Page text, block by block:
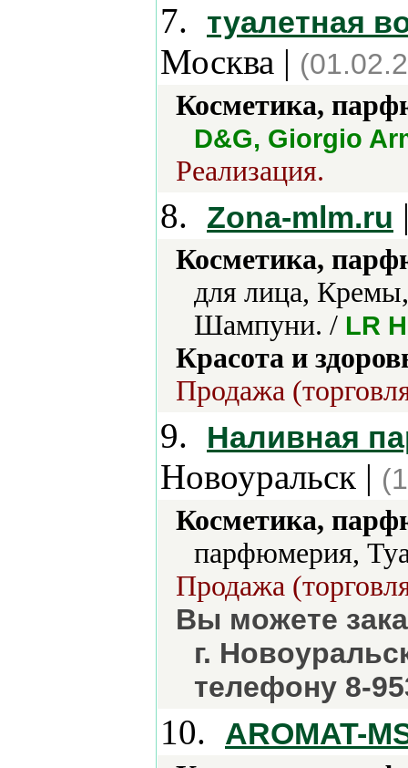
7. туалетная
Москва |
Косметика,
D&G, Giorgio
Реализация.
8. Zona-mlm.ru
Косметика,
для лица,
Шампуни. / LR
Красота и
Продажа
9. Наливная
Новоуральск |
Косметика,
парфюмерия,
Продажа
Вы можете
г.
телефону 8-
10. AROMAT-